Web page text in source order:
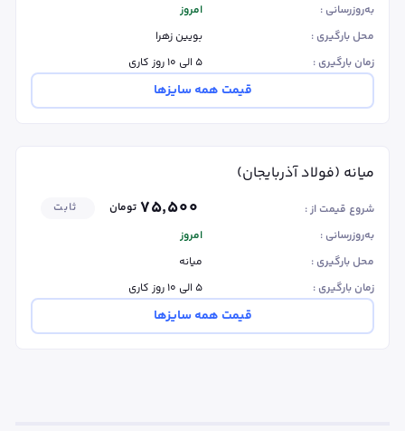
به‌روزرسانی :
امروز
محل بارگیری :
بویین زهرا
زمان بارگیری :
۵ الی ۱۰ روز کاری
قیمت همه سایزها
میانه (فولاد آذربایجان)
شروع قیمت از : ۷۵٬۵۰۰ تومان
ثابت
به‌روزرسانی :
امروز
محل بارگیری :
میانه
زمان بارگیری :
۵ الی ۱۰ روز کاری
قیمت همه سایزها